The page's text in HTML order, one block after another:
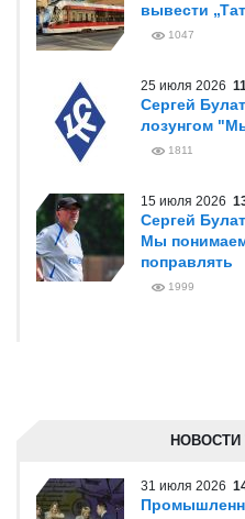
вывести
1047
25 июля 2026
Сергей
лозунгом
1811
15 июля 2026
Сергей
Мы
поправлять
1999
НОВОСТИ
31 июля 2026